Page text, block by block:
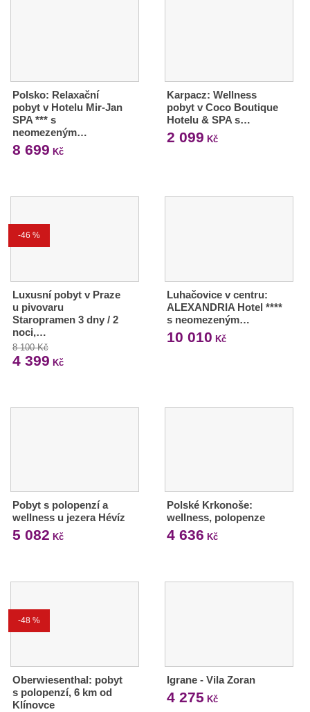
Polsko: Relaxační
pobyt v Hotelu Mir-Jan
SPA *** s
neomezeným…
8 699 Kč
Karpacz: Wellness
pobyt v Coco Boutique
Hotelu & SPA s…
2 099 Kč
-46 %
Luxusní pobyt v Praze
u pivovaru
Staropramen 3 dny / 2
noci,…
8 100 Kč
4 399 Kč
Luhačovice v centru:
ALEXANDRIA Hotel ****
s neomezeným…
10 010 Kč
Pobyt s polopenzí a
wellness u jezera Hévíz
5 082 Kč
Polské Krkonoše:
wellness, polopenze
4 636 Kč
-48 %
Oberwiesenthal: pobyt
s polopenzí, 6 km od
Klínovce
Igrane - Vila Zoran
4 275 Kč